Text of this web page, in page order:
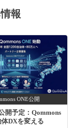
報
ONE公開
開予定：Qommons
DXを変える